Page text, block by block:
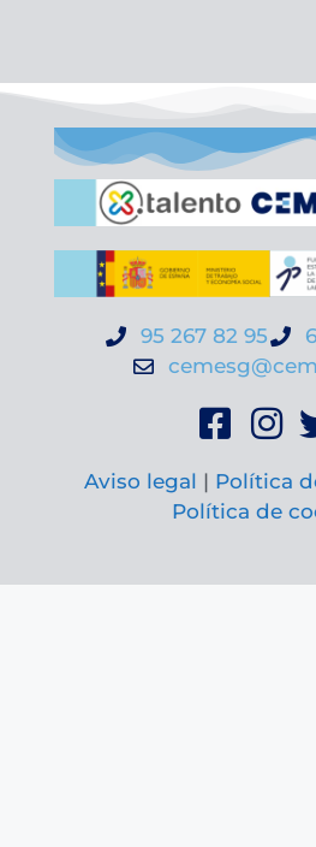
95 267 82 95
Aviso legal | Política
Política de